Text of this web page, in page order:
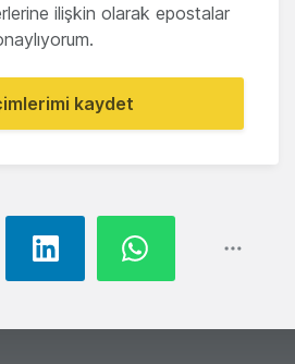
ilişkin olarak epostalar
kaydet